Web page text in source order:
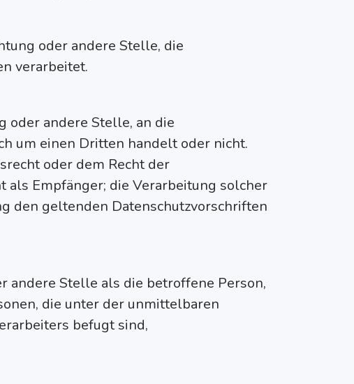
oder andere Stelle, die
verarbeitet.
oder andere Stelle, an die
um einen Dritten handelt oder nicht.
oder dem Recht der
als Empfänger; die Verarbeitung solcher
den geltenden Datenschutzvorschriften
andere Stelle als die betroffene Person,
die unter der unmittelbaren
befugt sind,